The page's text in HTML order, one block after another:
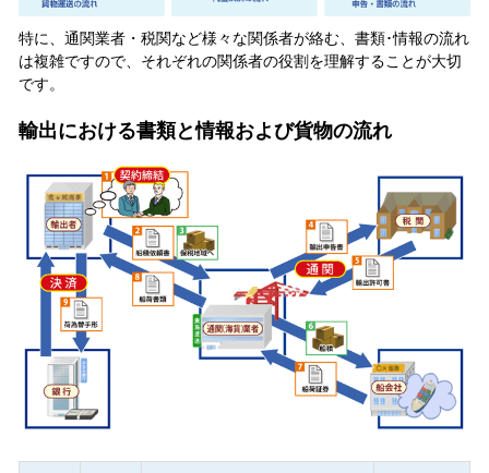
特に、通関業者・税関など様々な関係者が絡む、書類･情報の流れ
は複雑ですので、それぞれの関係者の役割を理解することが大切
です。
輸出における書類と情報および貨物の流れ